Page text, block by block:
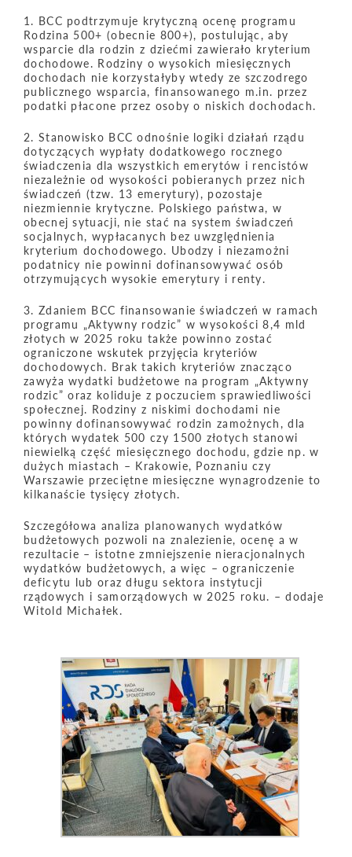
1. BCC podtrzymuje krytyczną ocenę programu
Rodzina 500+ (obecnie 800+), postulując, aby
wsparcie dla rodzin z dziećmi zawierało kryterium
dochodowe. Rodziny o wysokich miesięcznych
dochodach nie korzystałyby wtedy ze szczodrego
publicznego wsparcia, finansowanego m.in. przez
podatki płacone przez osoby o niskich dochodach.
2. Stanowisko BCC odnośnie logiki działań rządu
dotyczących wypłaty dodatkowego rocznego
świadczenia dla wszystkich emerytów i rencistów
niezależnie od wysokości pobieranych przez nich
świadczeń (tzw. 13 emerytury), pozostaje
niezmiennie krytyczne. Polskiego państwa, w
obecnej sytuacji, nie stać na system świadczeń
socjalnych, wypłacanych bez uwzględnienia
kryterium dochodowego. Ubodzy i niezamożni
podatnicy nie powinni dofinansowywać osób
otrzymujących wysokie emerytury i renty.
3. Zdaniem BCC finansowanie świadczeń w ramach
programu „Aktywny rodzic” w wysokości 8,4 mld
złotych w 2025 roku także powinno zostać
ograniczone wskutek przyjęcia kryteriów
dochodowych. Brak takich kryteriów znacząco
zawyża wydatki budżetowe na program „Aktywny
rodzic” oraz koliduje z poczuciem sprawiedliwości
społecznej. Rodziny z niskimi dochodami nie
powinny dofinansowywać rodzin zamożnych, dla
których wydatek 500 czy 1500 złotych stanowi
niewielką część miesięcznego dochodu, gdzie np. w
dużych miastach – Krakowie, Poznaniu czy
Warszawie przeciętne miesięczne wynagrodzenie to
kilkanaście tysięcy złotych.
Szczegółowa analiza planowanych wydatków
budżetowych pozwoli na znalezienie, ocenę a w
rezultacie – istotne zmniejszenie nieracjonalnych
wydatków budżetowych, a więc – ograniczenie
deficytu lub oraz długu sektora instytucji
rządowych i samorządowych w 2025 roku. – dodaje
Witold Michałek.